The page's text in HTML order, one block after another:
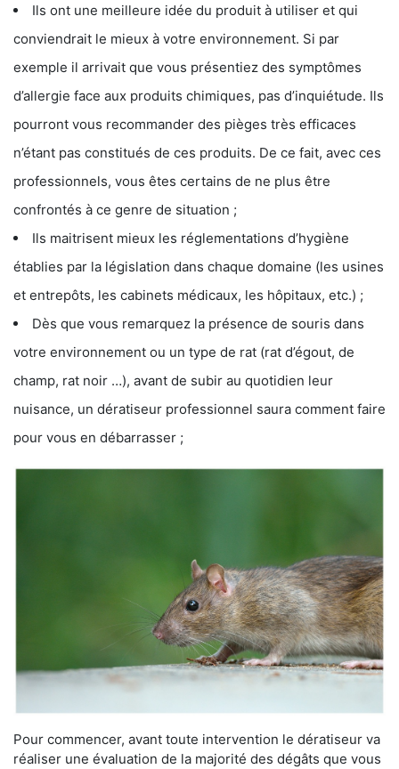
Ils ont une meilleure idée du produit à utiliser et qui
conviendrait le mieux à votre environnement. Si par
exemple il arrivait que vous présentiez des symptômes
d’allergie face aux produits chimiques, pas d’inquiétude. Ils
pourront vous recommander des pièges très efficaces
n’étant pas constitués de ces produits. De ce fait, avec ces
professionnels, vous êtes certains de ne plus être
confrontés à ce genre de situation ;
Ils maitrisent mieux les réglementations d’hygiène
établies par la législation dans chaque domaine (les usines
et entrepôts, les cabinets médicaux, les hôpitaux, etc.) ;
Dès que vous remarquez la présence de souris dans
votre environnement ou un type de rat (rat d’égout, de
champ, rat noir …), avant de subir au quotidien leur
nuisance, un dératiseur professionnel saura comment faire
pour vous en débarrasser ;
Pour commencer, avant toute intervention le dératiseur va
réaliser une évaluation de la majorité des dégâts que vous